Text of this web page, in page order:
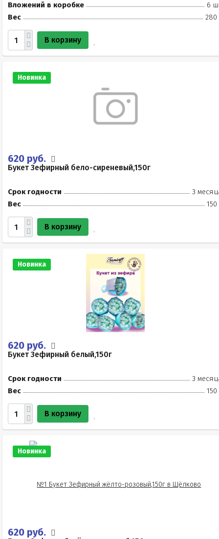
Вложений в коробке
6
Вес
280
В корзину
Новинка
620 руб.
Букет Зефирный бело-сиреневый,150г
Срок годности
3
Вес
150
В корзину
Новинка
620 руб.
Букет Зефирный белый,150г
Срок годности
3
Вес
150
В корзину
Новинка
620 руб.